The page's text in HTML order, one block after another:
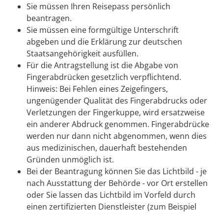
Sie müssen Ihren Reisepass persönlich
beantragen.
Sie müssen eine formgültige Unterschrift
abgeben und die Erklärung zur deutschen
Staatsangehörigkeit ausfüllen.
Für die Antragstellung ist die Abgabe von
Fingerabdrücken gesetzlich verpflichtend.
Hinweis: Bei Fehlen eines Zeigefingers,
ungenügender Qualität des Fingerabdrucks oder
Verletzungen der Fingerkuppe, wird ersatzweise
ein anderer Abdruck genommen. Fingerabdrücke
werden nur dann nicht abgenommen, wenn dies
aus medizinischen, dauerhaft bestehenden
Gründen unmöglich ist.
Bei der Beantragung können Sie das Lichtbild - je
nach Ausstattung der Behörde - vor Ort erstellen
oder Sie lassen das Lichtbild im Vorfeld durch
einen zertifizierten Dienstleister (zum Beispiel